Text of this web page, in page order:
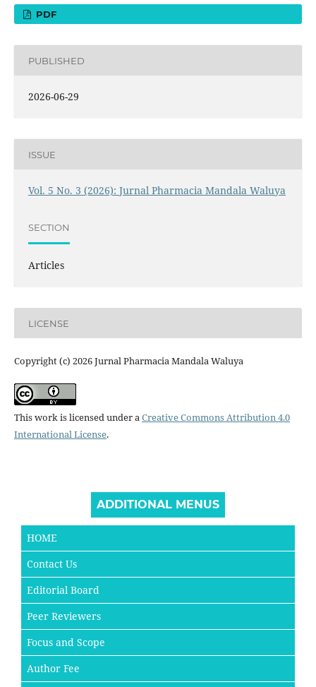
PDF
PUBLISHED
2026-06-29
ISSUE
Vol. 5 No. 3 (2026): Jurnal Pharmacia Mandala Waluya
SECTION
Articles
LICENSE
Copyright (c) 2026 Jurnal Pharmacia Mandala Waluya
This work is licensed under aCreative Commons Attribution 4.0
International License.
ADDITIONAL MENUS
HOME
Contact Us
Editorial Board
Peer Reviewers
Focus and Scope
Author Fee